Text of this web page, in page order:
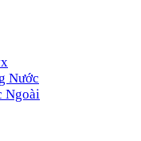
Nước
Ngoài